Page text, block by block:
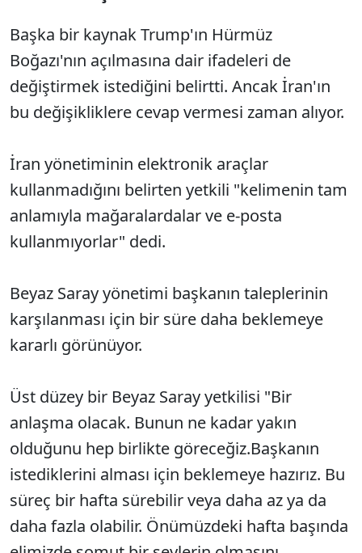
Başka bir kaynak Trump'ın Hürmüz
Boğazı'nın açılmasına dair ifadeleri de
değiştirmek istediğini belirtti. Ancak İran'ın
bu değişikliklere cevap vermesi zaman alıyor.
İran yönetiminin elektronik araçlar
kullanmadığını belirten yetkili "kelimenin tam
anlamıyla mağaralardalar ve e-posta
kullanmıyorlar" dedi.
Beyaz Saray yönetimi başkanın taleplerinin
karşılanması için bir süre daha beklemeye
kararlı görünüyor.
Üst düzey bir Beyaz Saray yetkilisi "Bir
anlaşma olacak. Bunun ne kadar yakın
olduğunu hep birlikte göreceğiz.Başkanın
istediklerini alması için beklemeye hazırız. Bu
süreç bir hafta sürebilir veya daha az ya da
daha fazla olabilir. Önümüzdeki hafta başında